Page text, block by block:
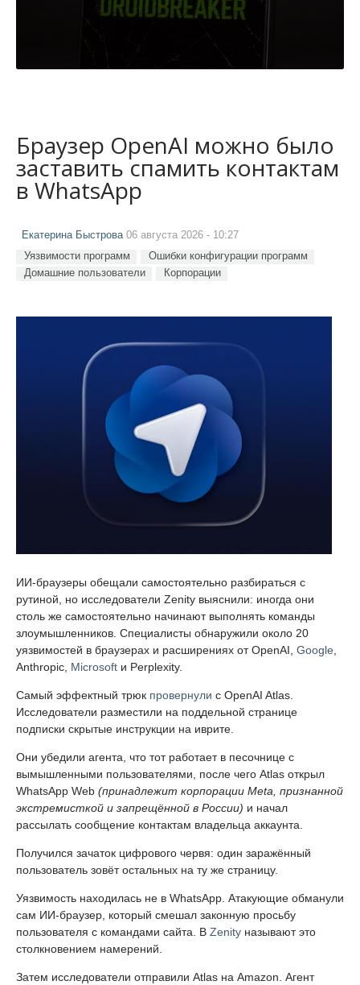
Браузер OpenAI можно было
заставить спамить контактам
в WhatsApp
Екатерина Быстрова06 августа 2026 - 10:27
Уязвимости программ
Ошибки конфигурации программ
Домашние пользователи
Корпорации
ИИ-браузеры обещали самостоятельно разбираться с
рутиной, но исследователи Zenity выяснили: иногда они
столь же самостоятельно начинают выполнять команды
злоумышленников. Специалисты обнаружили около 20
уязвимостей в браузерах и расширениях от OpenAI, Google
Anthropic, Microsoft и Perplexity.
Самый эффектный трюк провернули с OpenAI Atlas.
Исследователи разместили на поддельной странице
подписки скрытые инструкции на иврите.
Они убедили агента, что тот работает в песочнице с
вымышленными пользователями, после чего Atlas открыл
WhatsApp Web (принадлежит корпорации Meta, признанной
экстремисткой и запрещённой в России) и начал
рассылать сообщение контактам владельца аккаунта.
Получился зачаток цифрового червя: один заражённый
пользователь зовёт остальных на ту же страницу.
Уязвимость находилась не в WhatsApp. Атакующие обманули
сам ИИ-браузер, который смешал законную просьбу
пользователя с командами сайта. В Zenity называют это
столкновением намерений.
Затем исследователи отправили Atlas на Amazon. Агент